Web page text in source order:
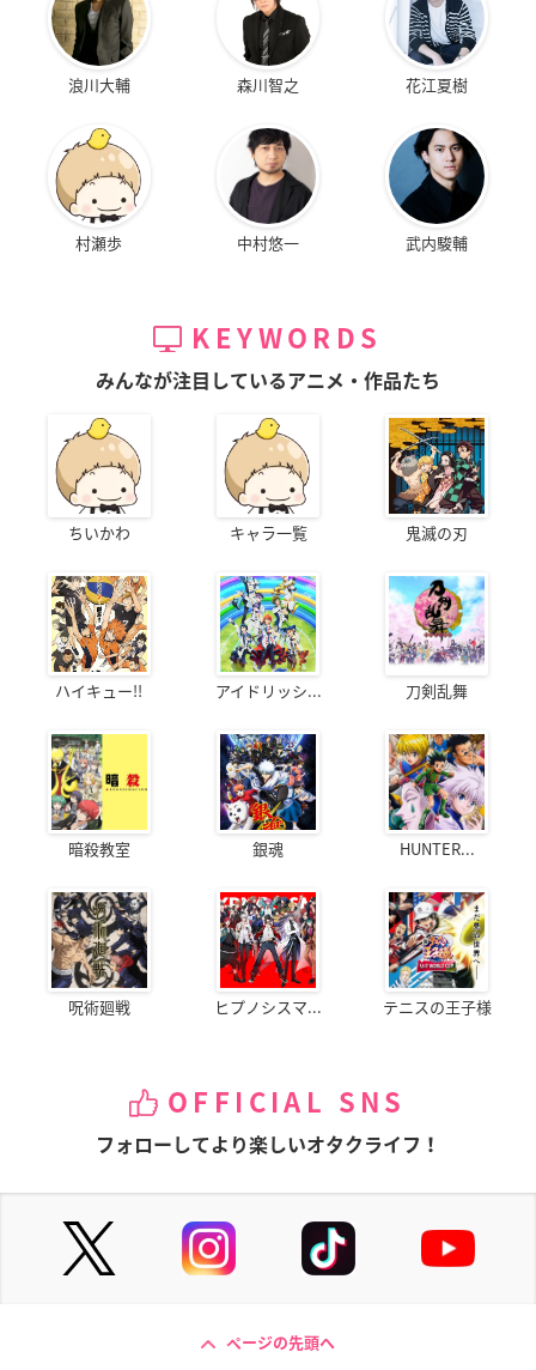
浪川大輔 森川智之 花江夏樹
村瀬歩 中村悠一 武内駿輔
KEYWORDS
みんなが注目しているアニメ・作品たち
ちいかわ キャラ一覧 鬼滅の刃
ハイキュー!! アイドリッシ... 刀剣乱舞
暗殺教室 銀魂 HUNTER...
呪術廻戦 ヒプノシスマ... テニスの王子様
OFFICIAL SNS
フォローしてより楽しいオタクライフ！
ページの先頭へ